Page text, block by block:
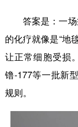
答案是：一场
的化疗就像是“地
让正常细胞受损
镥-177等一批新
规则。